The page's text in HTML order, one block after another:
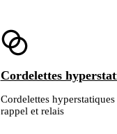
Cordelettes
Cordelettes
rappel et relais